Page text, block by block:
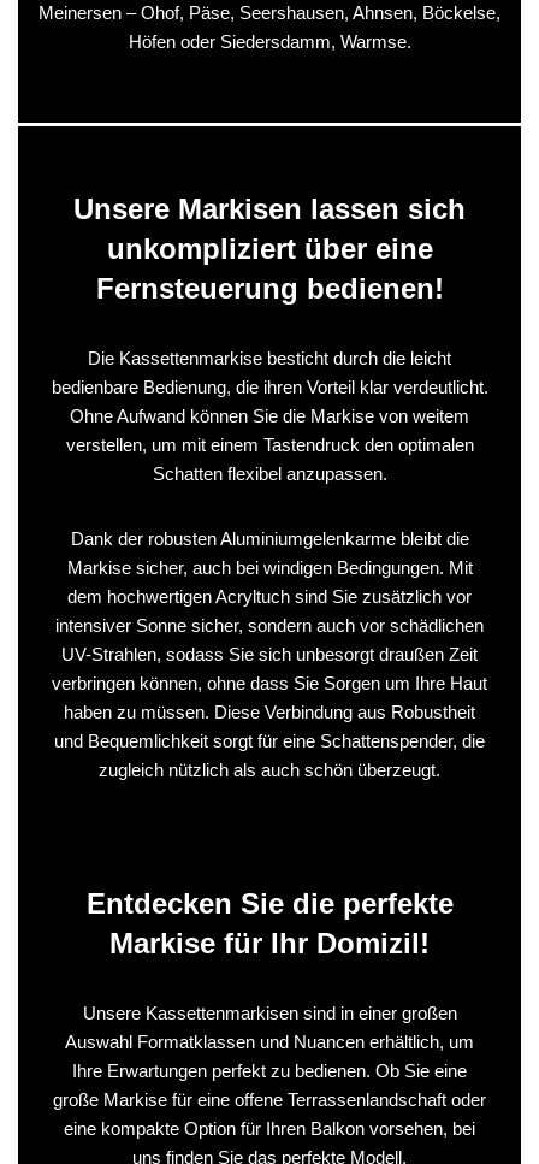
Meinersen – Ohof, Päse, Seershausen, Ahnsen, Böckelse,
Höfen oder Siedersdamm, Warmse.
Unsere Markisen lassen sich
unkompliziert über eine
Fernsteuerung bedienen!
Die Kassettenmarkise besticht durch die leicht
bedienbare Bedienung, die ihren Vorteil klar verdeutlicht.
Ohne Aufwand können Sie die Markise von weitem
verstellen, um mit einem Tastendruck den optimalen
Schatten flexibel anzupassen.
Dank der robusten Aluminiumgelenkarme bleibt die
Markise sicher, auch bei windigen Bedingungen. Mit
dem hochwertigen Acryltuch sind Sie zusätzlich vor
intensiver Sonne sicher, sondern auch vor schädlichen
UV-Strahlen, sodass Sie sich unbesorgt draußen Zeit
verbringen können, ohne dass Sie Sorgen um Ihre Haut
haben zu müssen. Diese Verbindung aus Robustheit
und Bequemlichkeit sorgt für eine Schattenspender, die
zugleich nützlich als auch schön überzeugt.
Entdecken Sie die perfekte
Markise für Ihr Domizil!
Unsere Kassettenmarkisen sind in einer großen
Auswahl Formatklassen und Nuancen erhältlich, um
Ihre Erwartungen perfekt zu bedienen. Ob Sie eine
große Markise für eine offene Terrassenlandschaft oder
eine kompakte Option für Ihren Balkon vorsehen, bei
uns finden Sie das perfekte Modell.